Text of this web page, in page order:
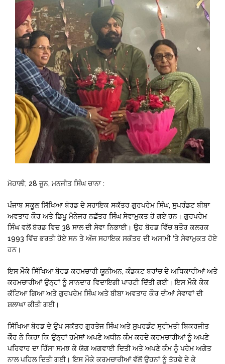
ਮੋਹਾਲੀ, 28 ਜੂਨ, ਮਨਜੀਤ ਸਿੰਘ ਚਾਨਾ :
ਪੰਜਾਬ ਸਕੂਲ ਸਿੱਖਿਆ ਬੋਰਡ ਦੇ ਸਹਾਇਕ ਸਕੱਤਰ ਗੁਰਪਰੇਮ ਸਿੰਘ, ਸੁਪਰੰਡਟ ਬੀਬਾ
ਅਵਤਾਰ ਕੌਰ ਅਤੇ ਡਿਪੂ ਮੈਨੇਜਰ ਨਛੱਤਰ ਸਿੰਘ ਸੇਵਾਮੁਕਤ ਹੋ ਗਏ ਹਨ। ਗੁਰਪਰੇਮ
ਸਿੰਘ ਵਲੋਂ ਬੋਰਡ ਵਿਚ 38 ਸਾਲ ਦੀ ਸੇਵਾ ਨਿਭਾਈ। ਉਹ ਬੋਰਡ ਵਿੱਚ ਬਤੌਰ ਕਲਰਕ
1993 ਵਿੱਚ ਭਰਤੀ ਹੋਏ ਸਨ ਤੇ ਅੱਜ ਸਹਾਇਕ ਸਕੱਤਰ ਦੀ ਅਸਾਮੀ ‘ਤੇ ਸੇਵਾਮੁਕਤ ਹੋਏ
ਹਨ।
ਇਸ ਮੌਕੇ ਸਿੱਖਿਆ ਬੋਰਡ ਕਰਮਚਾਰੀ ਯੂਨੀਅਨ, ਕੰਡਕਟ ਬਰਾਂਚ ਦੇ ਅਧਿਕਾਰੀਆਂ ਅਤੇ
ਕਰਮਚਾਰੀਆਂ ਉਨ੍ਹਾਂ ਨੂੰ ਸਾਨਦਾਰ ਵਿਦਾਇਗੀ ਪਾਰਟੀ ਦਿੱਤੀ ਗਈ। ਇਸ ਮੌਕੇ ਕੇਕ
ਕੱਟਿਆ ਗਿਆ ਅਤੇ ਗੁਰਪਰੇਮ ਸਿੰਘ ਅਤੇ ਬੀਬਾ ਅਵਤਾਰ ਕੌਰ ਦੀਆਂ ਸੇਵਾਵਾਂ ਦੀ
ਸ਼ਲਾਘਾ ਕੀਤੀ ਗਈ।
ਸਿੱਖਿਆ ਬੋਰਡ ਦੇ ਉਪ ਸਕੱਤਰ ਗੁਰਤੇਜ ਸਿੰਘ ਅਤੇ ਸੁਪਰਡੰਟ ਸ੍ਰੀਮਤੀ ਬਿਕਰਜੀਤ
ਕੌਰ ਨੇ ਕਿਹਾ ਕਿ ਉਨ੍ਰਾਂ ਹਮੇਸਾਂ ਅਪਣੇ ਅਧੀਨ ਕੰਮ ਕਰਦੇ ਕਰਮਚਾਰੀਆਂ ਨੂੰ ਅਪਣੇ
ਪਰਿਵਾਰ ਦਾ ਹਿੱਸਾ ਸਮਝ ਕੇ ਯੋਗ ਅਗਵਾਈ ਦਿਤੀ ਅਤੇ ਅਪਣੇ ਕੰਮ ਨੂੰ ਪਰੇਮ ਅਗੇਤ
ਨਾਲ ਪਹਿਲ ਦਿਤੀ ਗਈ। ਇਸ ਮੌਕੇ ਕਰਮਚਾਰੀਆਂ ਵੱਲੋਂ ਉਹਨਾਂ ਨੂੰ ਤੋਹਫੇ ਦੇ ਕੇ